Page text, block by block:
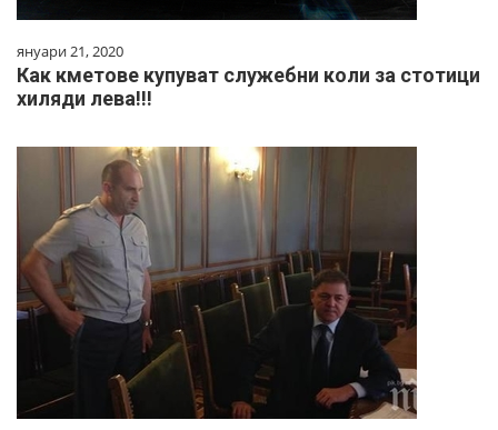
януари 21, 2020
Как кметове купуват служебни коли за стотици
хиляди лева!!!